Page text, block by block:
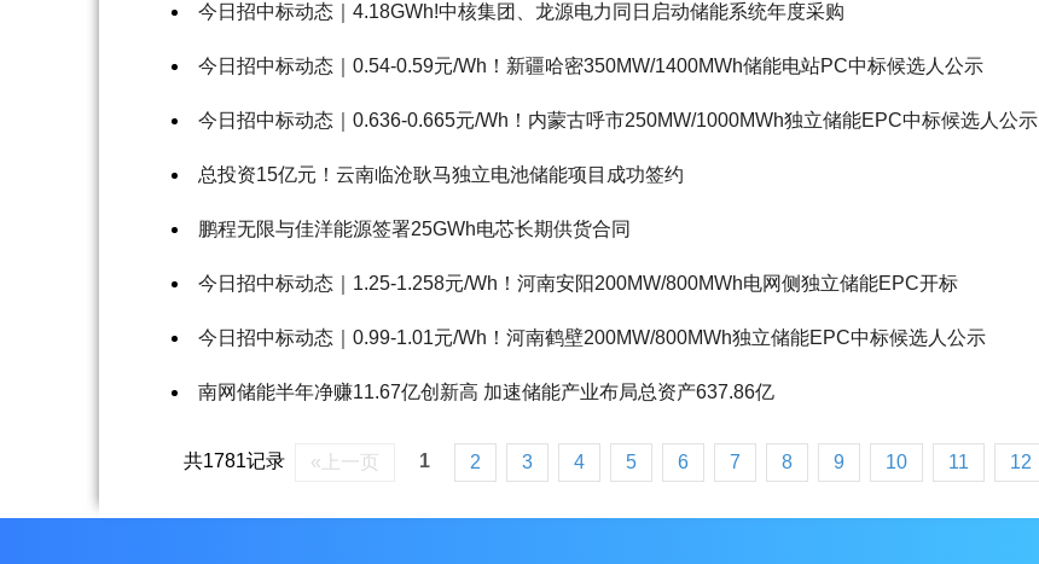
今日招中标动态｜4.18GWh!中核集团、龙源电力同日启动储能系统年度采购
今日招中标动态｜0.54-0.59元/Wh！新疆哈密350MW/1400MWh储能电站PC中标候选人公示
今日招中标动态｜0.636-0.665元/Wh！内蒙古呼市250MW/1000MWh独立储能EPC中标候选人公示
总投资15亿元！云南临沧耿马独立电池储能项目成功签约
鹏程无限与佳洋能源签署25GWh电芯长期供货合同
今日招中标动态｜1.25-1.258元/Wh！河南安阳200MW/800MWh电网侧独立储能EPC开标
今日招中标动态｜0.99-1.01元/Wh！河南鹤壁200MW/800MWh独立储能EPC中标候选人公示
南网储能半年净赚11.67亿创新高 加速储能产业布局总资产637.86亿
共1781记录 «上一页 1 2 3 4 5 6 7 8 9 10 11 12